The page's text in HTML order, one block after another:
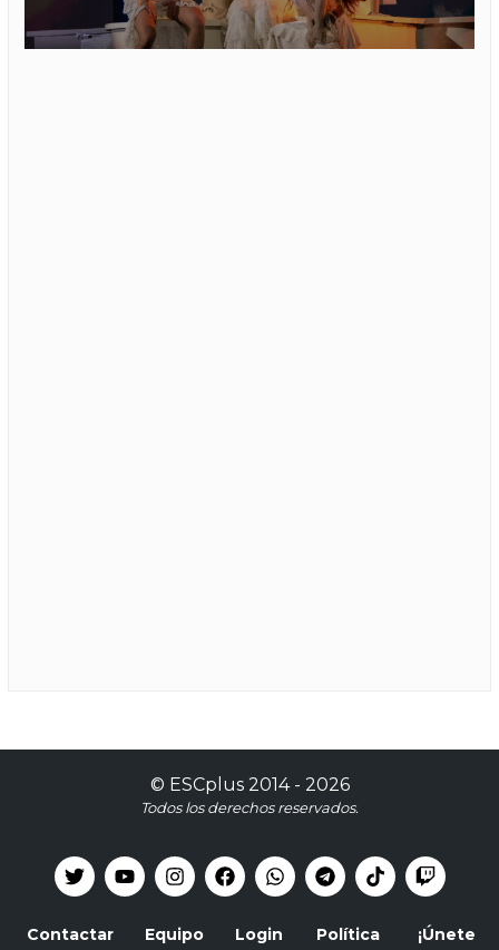
© ESCplus2014 - 2026
Todos los derechos reservados.
Contactar Equipo Login Política ¡Únete